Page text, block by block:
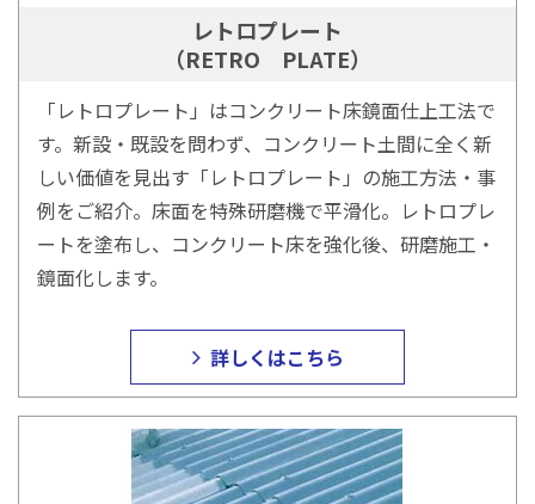
レトロプレート
（RETRO PLATE）
「レトロプレート」はコンクリート床鏡面仕上工法で
す。新設・既設を問わず、コンクリート土間に全く新
しい価値を見出す「レトロプレート」の施工方法・事
例をご紹介。床面を特殊研磨機で平滑化。レトロプレ
ートを塗布し、コンクリート床を強化後、研磨施工・
鏡面化します。
詳しくはこちら